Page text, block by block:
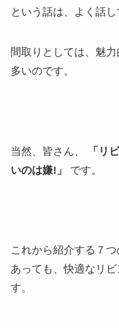
という話は、よく話し
間取りとしては、魅
多いのです。
当然、皆さん、
「リ
いのは嫌!」
です。
これから紹介する７
あっても、快適なリ
す。